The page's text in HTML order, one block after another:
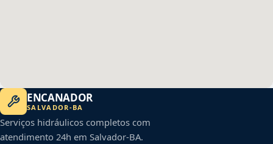
ENCANADOR
SALVADOR-BA
Serviços hidráulicos completos com
atendimento 24h em Salvador-BA.